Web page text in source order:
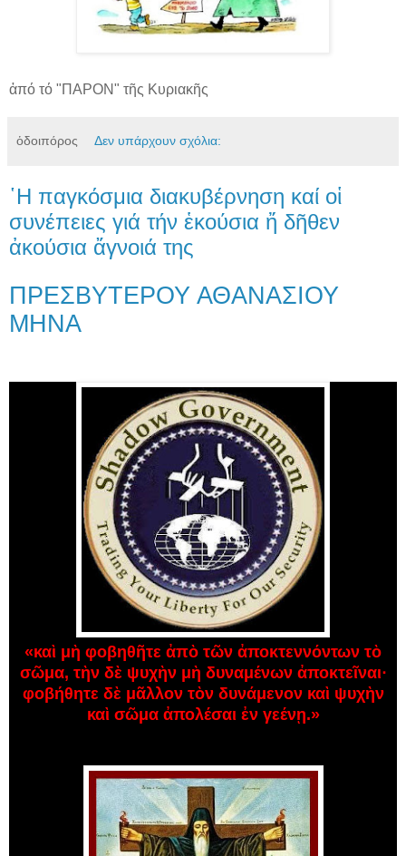
ἀπό τό "ΠΑΡΟΝ" τῆς Κυριακῆς
ὁδοιπόρος Δεν υπάρχουν σχόλια:
῾Η παγκόσμια διακυβέρνηση καί οἱ
συνέπειες γιά τήν ἑκούσια ἤ δῆθεν
ἀκούσια ἄγνοιά της
ΠΡΕΣΒΥΤΕΡΟΥ ΑΘΑΝΑΣΙΟΥ
ΜΗΝΑ
«καὶ μὴ φοβηθῆτε ἀπὸ τῶν ἀποκτεννόντων τὸ
σῶμα, τὴν δὲ ψυχὴν μὴ δυναμένων ἀποκτεῖναι·
φοβήθητε δὲ μᾶλλον τὸν δυνάμενον καὶ ψυχὴν
καὶ σῶμα ἀπολέσαι ἐν γεένῃ.»